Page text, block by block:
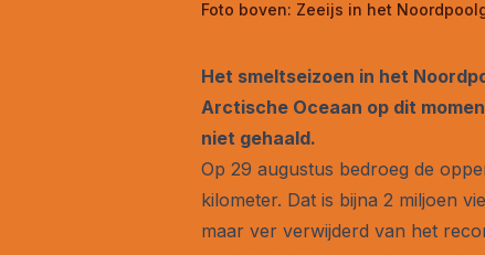
Foto boven: Zeeijs in het
Het smeltseizoen in het
Arctische Oceaan op dit
niet gehaald.
Op 29 augustus bedroeg de
kilometer. Dat is bijna 2 miljoen
maar ver verwijderd van het